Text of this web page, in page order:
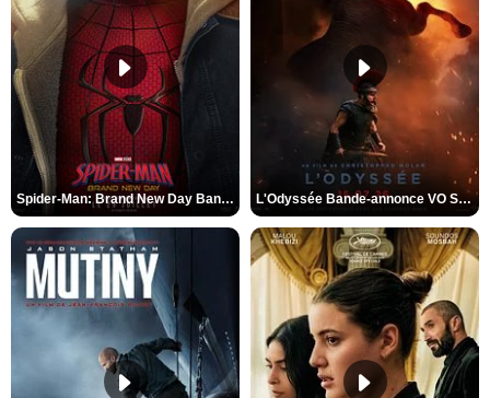
Spider-Man: Brand New Day Bande-annonce VO STFR L'Odyssée Bande-annonce VO STFR